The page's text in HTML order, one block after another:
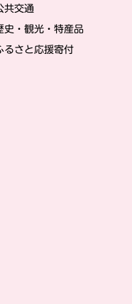
共交通
史・観光・特産品
るさと応援寄付